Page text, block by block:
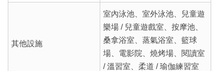
其他設施
室內泳池、室外泳池、兒童遊
樂場 / 兒童遊戲室、按摩池、
桑拿浴室、蒸氣浴室、籃球
場、電影院、燒烤場、閱讀室
/ 溫習室、柔道 / 瑜伽練習室